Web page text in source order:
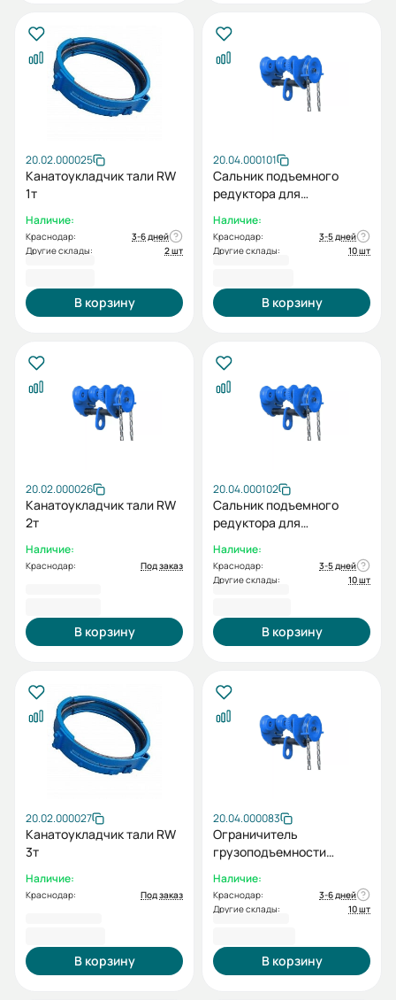
20.02.000025
Канатоукладчик тали RW
1т
Наличие:
Краснодар:
3-6 дней
Другие склады:
2 шт
В корзину
20.04.000101
Сальник подъемного
редуктора для
Наличие:
Краснодар:
3-5 дней
Другие склады:
10 шт
В корзину
20.02.000026
Канатоукладчик тали RW
2т
Наличие:
Краснодар: Под заказ
В корзину
20.04.000102
Сальник подъемного
редуктора для
Наличие:
Краснодар:
3-5 дней
Другие склады:
10 шт
В корзину
20.02.000027
Канатоукладчик тали RW
3т
Наличие:
Краснодар: Под заказ
В корзину
20.04.000083
Ограничитель
грузоподъемности
Наличие:
Краснодар:
3-6 дней
Другие склады:
10 шт
В корзину